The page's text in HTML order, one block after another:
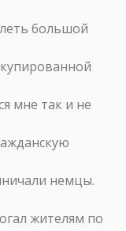
большой
мне так и не
немцы.
жителям по